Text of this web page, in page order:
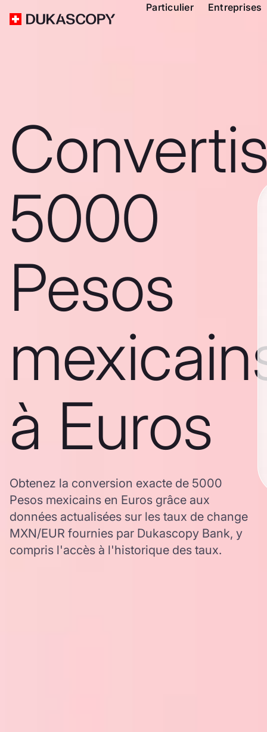
Particulier Entreprises
5000
Pesos
à Euros
Obtenez la conversion exacte de 5000
Pesos mexicains en Euros grâce aux
données actualisées sur les taux de change
MXN/EUR fournies par Dukascopy Bank, y
compris l'accès à l'historique des taux.